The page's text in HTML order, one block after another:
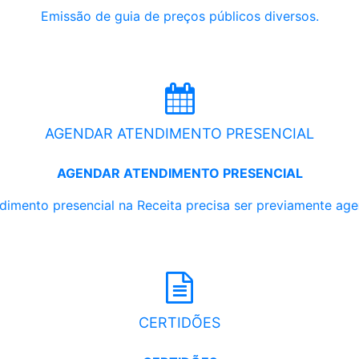
Emissão de guia de preços públicos diversos.
AGENDAR ATENDIMENTO PRESENCIAL
AGENDAR ATENDIMENTO PRESENCIAL
presencial na Receita precisa ser previamente
CERTIDÕES